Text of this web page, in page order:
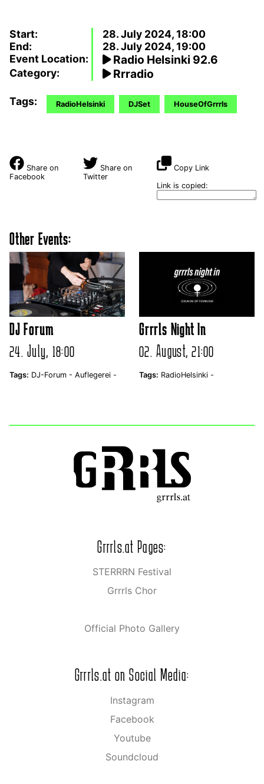
Start:
28. July 2024, 18:00
End:
28. July 2024, 19:00
Event Location:
Radio Helsinki 92.6
Category: Rrradio
Tags: RadioHelsinki DJSet HouseOfGrrrls
Share on
Facebook
Share on
Twitter
Copy Link
Link is copied:
Other Events:
DJ Forum
24. July, 18:00
Tags: DJ-Forum - Auflegerei -
Grrrls Night In
02. August, 21:00
Tags: RadioHelsinki -
Grrrls.at Pages:
STERRRN Festival
Grrrls Chor
Official Photo Gallery
Grrrls.at on Social Media:
Instagram
Facebook
Youtube
Soundcloud